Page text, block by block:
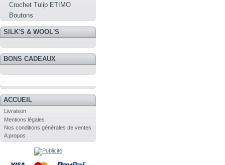
Crochet Tulip ETIMO
Boutons
SILK'S & WOOL'S
BONS CADEAUX
ACCUEIL
Livraison
Mentions légales
Nos conditions générales de ventes
A propos